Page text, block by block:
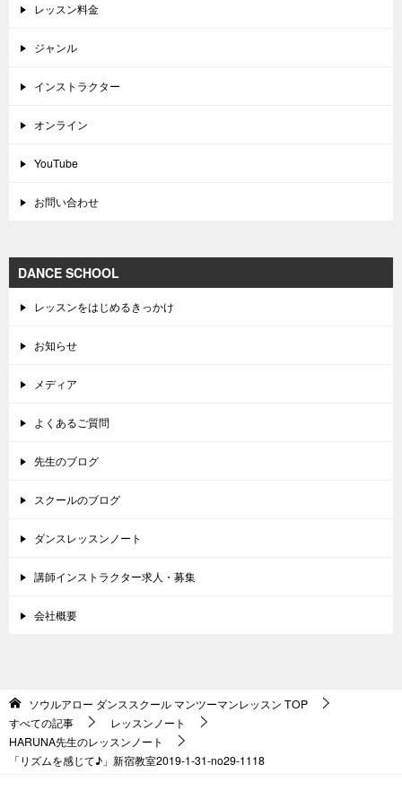
レッスン料金
ジャンル
インストラクター
オンライン
YouTube
お問い合わせ
DANCE SCHOOL
レッスンをはじめるきっかけ
お知らせ
メディア
よくあるご質問
先生のブログ
スクールのブログ
ダンスレッスンノート
講師インストラクター求人・募集
会社概要
ソウルアロー ダンススクール マンツーマンレッスン TOP
すべての記事
レッスンノート
HARUNA先生のレッスンノート
「リズムを感じて♪」新宿教室2019-1-31-no29-1118